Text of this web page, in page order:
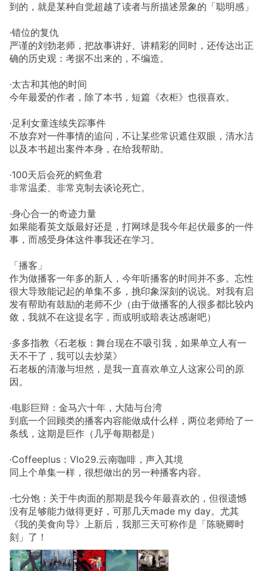
到的，就是某种自觉超越了读者与所描述景象的「聪明感」
·错位的复仇
严谨的刘勃老师，把故事讲好、讲精彩的同时，还传达出正
确的历史观：考据不出来的，不编造。
·太古和其他的时间
今年最爱的作者，除了本书，短篇《衣柜》也很喜欢。
·足利女童连续失踪事件
不放弃对一件事情的追问，不让某些常识遮住双眼，清水洁
以及本书超出案件本身，在给我帮助。
·100天后会死的鳄鱼君
非常温柔、非常克制去谈论死亡。
·身心合一的奇迹力量
如果能看英文版最好还是，打网球是我今年起伏最多的一件
事，而感受身体这件事我还在学习。
「播客」
作为做播客一年多的新人，今年听播客的时间并不多。忘性
很大导致能记起的单集不多，挑印象深刻的说说。对我有启
发有帮助有鼓励的老师不少（由于做播客的人很多都比较内
敛，我就不在这提名字，而或明或暗表达感谢吧）
·多多指教《石老板：舞台现在不吸引我，如果单立人有一
天不干了，我可以去炒菜》
石老板的清澈与坦然，是我一直喜欢单立人这家公司的原
因。
·电影巨辩：金马六十年，大陆与台湾
到底一个回顾类的播客内容能做成什么样，两位老师给了一
条线，这期是巨作（几乎每期都是）
·Coffeeplus：Vlo29.云南咖啡，声入其境
同上个单集一样，很想做出的另一种播客内容。
·七分饱：关于牛肉面的那期是我今年最喜欢的，但很遗憾
没有足够能力做得更好，可那几天made my day。尤其
《我的美食向导》上新后，我那三天可称作是「陈晓卿时
刻」了！